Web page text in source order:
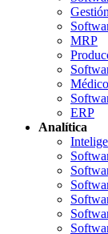
MRP
ERP
Analítica